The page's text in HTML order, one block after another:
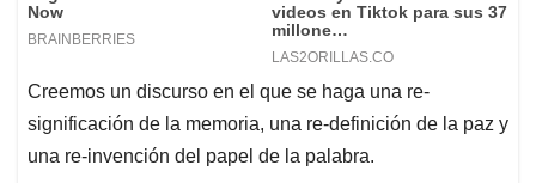
Creemos un discurso en el que se haga una re-
significación de la memoria, una re-definición de la paz y
una re-invención del papel de la palabra.